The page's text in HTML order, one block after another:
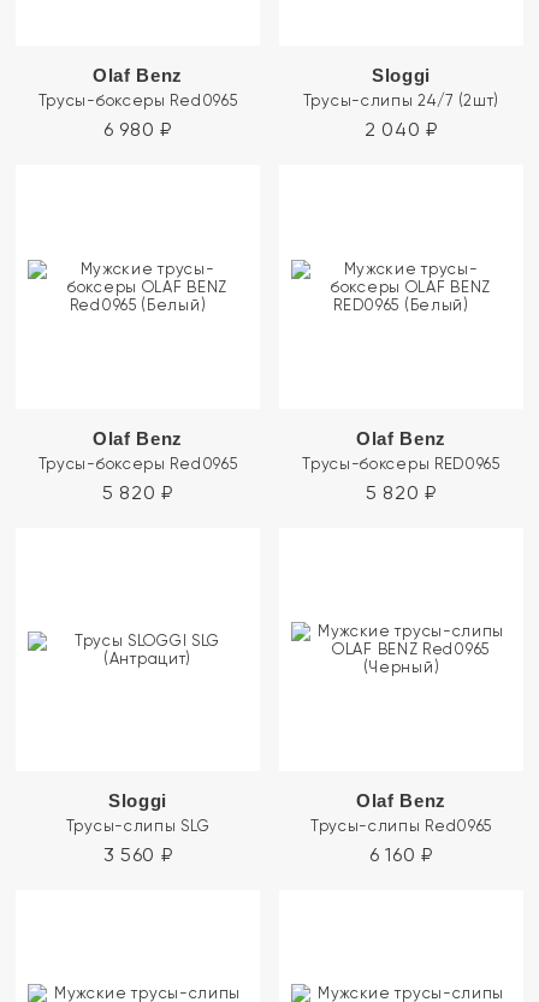
Olaf Benz
Трусы-боксеры Red0965
6 980 ₽
Sloggi
Трусы-слипы 24/7 (2шт)
2 040 ₽
Olaf Benz
Трусы-боксеры Red0965
5 820 ₽
Olaf Benz
Трусы-боксеры RED0965
5 820 ₽
Sloggi
Трусы-слипы SLG
3 560 ₽
Olaf Benz
Трусы-слипы Red0965
6 160 ₽